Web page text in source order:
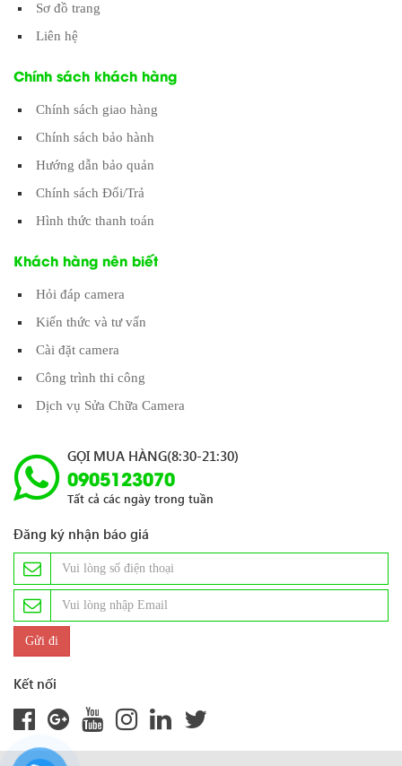
Sơ đồ trang
Liên hệ
Chính sách khách hàng
Chính sách giao hàng
Chính sách bảo hành
Hướng dẫn bảo quản
Chính sách Đổi/Trả
Hình thức thanh toán
Khách hàng nên biết
Hỏi đáp camera
Kiến thức và tư vấn
Cài đặt camera
Công trình thi công
Dịch vụ Sửa Chữa Camera
GỌI MUA HÀNG(8:30-21:30)
0905123070
Tất cả các ngày trong tuần
Đăng ký nhận báo giá
Kết nối